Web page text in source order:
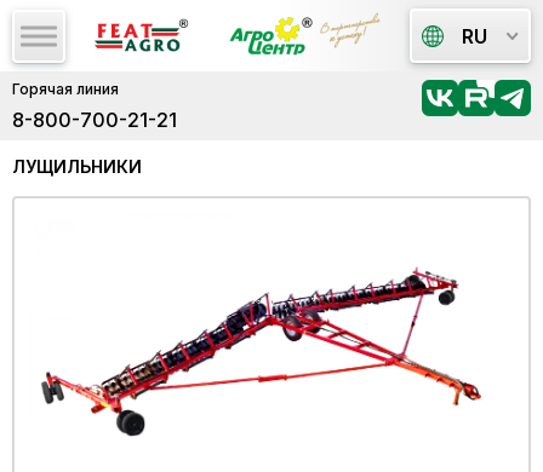
RU
Горячая линия
8-800-700-21-21
ЛУЩИЛЬНИКИ